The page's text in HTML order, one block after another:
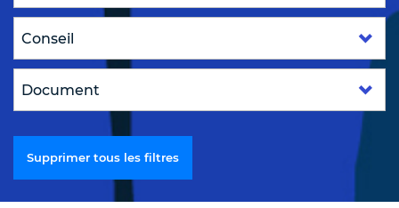
Supprimer tous les filtres